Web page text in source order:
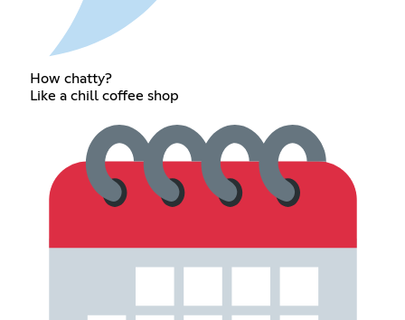
How chatty?
Like a chill coffee shop